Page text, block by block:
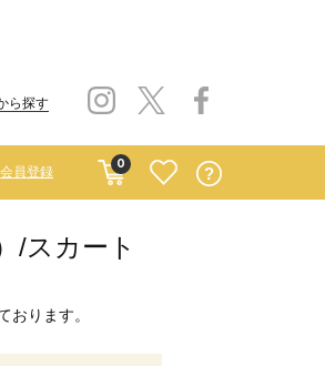
ら探す
0
会員登録
/スカート
おります。